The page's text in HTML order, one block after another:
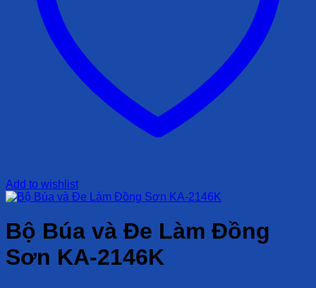
Add to wishlist
Bộ Búa và Đe Làm Đồng
Sơn KA-2146K